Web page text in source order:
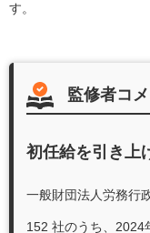
す。
監修者コ
初任給を引き上
一般財団法人労務行
152 社のうち、2024